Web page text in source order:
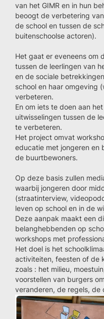
van het GIMR en in hun
beoogt de verbetering
de school en tussen de
buitenschoolse actoren).
Het gaat er eveneens om
tussen de leerlingen van
en de sociale
school en haar omgeving
verbeteren.
En om iets te doen aan
uitwisselingen tussen de
te verbeteren.
Het project omvat
educatie met jongeren en
de buurtbewoners.
Op deze basis zullen
waarbij jongeren door
(straatinterview,
leven op school en in de
Deze aanpak maakt een
belanghebbenden op
workshops met
Het doel is het
activiteiten, feesten of de
zoals : het milieu,
voorstellen van burgers
veranderen, de regels, de